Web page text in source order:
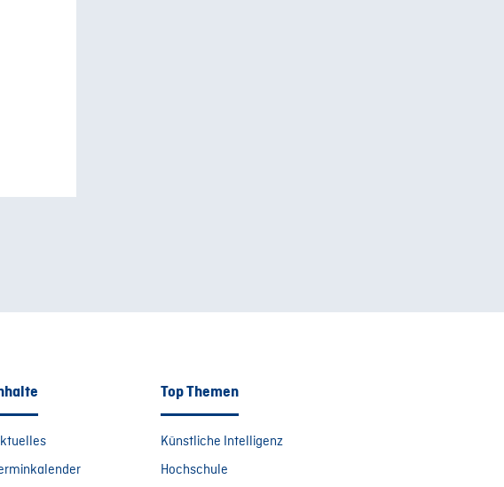
Top Themen
Künstliche Intelligenz
Hochschule